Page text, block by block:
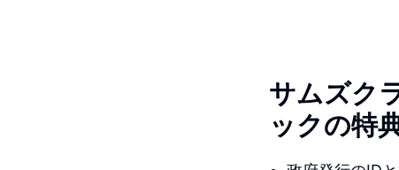
サムズク
ックの特